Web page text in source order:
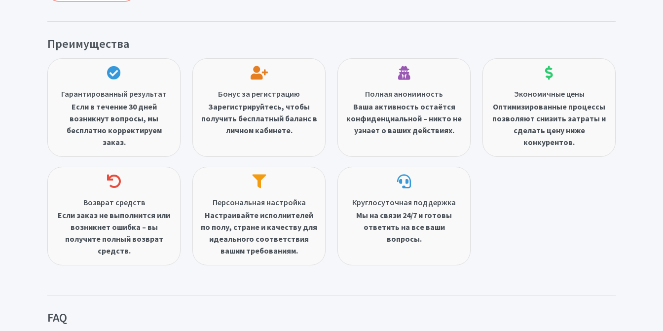
Преимущества
Гарантированный результат
Если в течение 30 дней
возникнут вопросы, мы
бесплатно корректируем
заказ.
Бонус за регистрацию
Зарегистрируйтесь, чтобы
получить бесплатный баланс в
личном кабинете.
Полная анонимность
Ваша активность остаётся
конфиденциальной – никто не
узнает о ваших действиях.
Экономичные цены
Оптимизированные процессы
позволяют снизить затраты и
сделать цену ниже
конкурентов.
Возврат средств
Если заказ не выполнится или
возникнет ошибка – вы
получите полный возврат
средств.
Персональная настройка
Настраивайте исполнителей
по полу, стране и качеству для
идеального соответствия
вашим требованиям.
Круглосуточная поддержка
Мы на связи 24/7 и готовы
ответить на все ваши
вопросы.
FAQ